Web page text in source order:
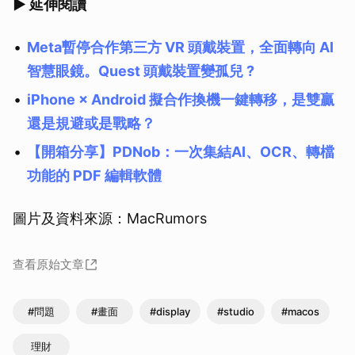
▶ 延伸閱讀
Meta暫停合作第三方 VR 頭戴裝置，全面轉向 AI
智慧眼鏡。Quest 頭戴裝置變孤兒 ?
iPhone × Android 擬合作換機一鍵轉移，是雙贏
還是規避或是戰略？
【開箱分享】PDNob：一次集結AI、OCR、轉檔
功能的 PDF 編輯軟體
圖片及資料來源：MacRumors
查看原始文章
#問題 #畫面 #display #studio #macos
理財